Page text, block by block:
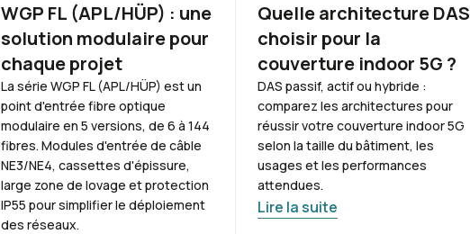
WGP FL (APL/HÜP) : une
solution modulaire pour
chaque projet
La série WGP FL (APL/HÜP) est un
point d'entrée fibre optique
modulaire en 5 versions, de 6 à 144
fibres. Modules d'entrée de câble
NE3/NE4, cassettes d'épissure,
large zone de lovage et protection
IP55 pour simplifier le déploiement
des réseaux.
Quelle architecture DAS
choisir pour la
couverture indoor 5G ?
DAS passif, actif ou hybride :
comparez les architectures pour
réussir votre couverture indoor 5G
selon la taille du bâtiment, les
usages et les performances
attendues.
Lire la suite